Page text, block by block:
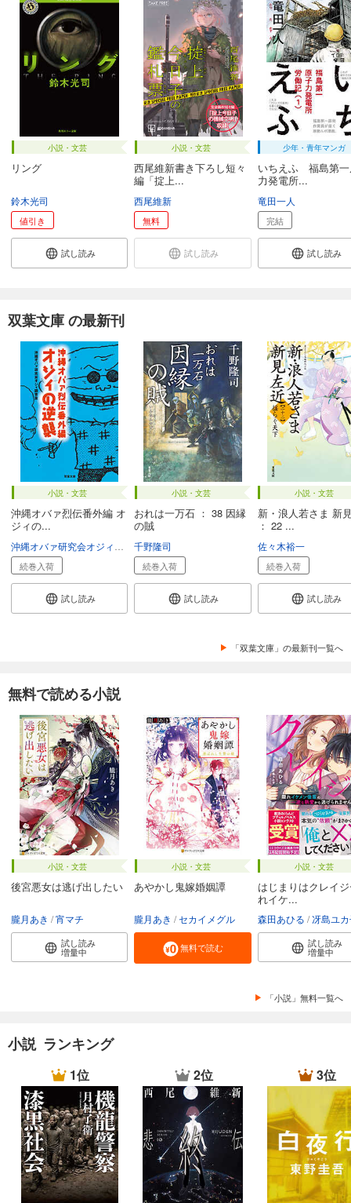
小説・文芸
リング
鈴木光司
値引き
試し読み
小説・文芸
西尾維新書き下ろし短々
編「掟上...
西尾維新
無料
試し読み
少年・青年マンガ
いちえふ 福島第一
力発電所...
竜田一人
完結
試し読み
双葉文庫 の最新刊
小説・文芸
沖縄オバァ烈伝番外編 オ
ジィの...
続巻入荷
試し読み
小説・文芸
おれは一万石 ： 38 因縁
の賊
千野隆司
続巻入荷
試し読み
小説・文芸
新・浪人若さま 新
： 22 ...
佐々木裕一
続巻入荷
試し読み
「双葉文庫」の最新刊一覧へ
無料で読める小説
小説・文芸
後宮悪女は逃げ出したい
朧月あき 宵マチ
試し読み
増量中
小説・文芸
あやかし鬼嫁婚姻譚
朧月あき セカイメグル
無料で読む
小説・文芸
はじまりはクレイ
れイケ...
森田あひる 冴島ユ
試し読み
増量中
「小説」無料一覧へ
小説 ランキング
1位 2位 3位